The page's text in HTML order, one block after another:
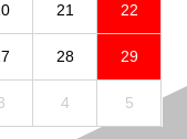
21 22
28 29
4 5